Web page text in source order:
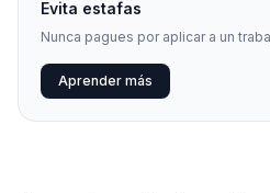
Evita estafas
Nunca pagues por aplicar a un
Aprender más